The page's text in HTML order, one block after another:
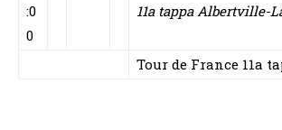
:0
0
11a tappa Albertville-
Tour de France 11a